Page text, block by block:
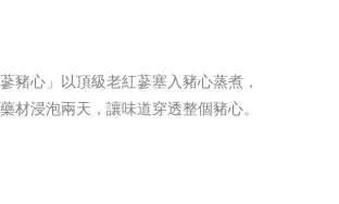
蔘豬心」以頂級老紅蔘塞入豬心蒸煮，
材浸泡兩天，讓味道穿透整個豬心。